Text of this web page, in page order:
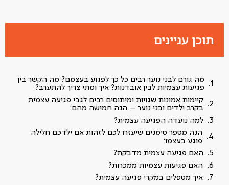
תוכן עניינים
מה גורם לבני נוער רבים כל כך לפגוע בעצמם? מה הקשר בין
פגיעות עצמיות לבין אובדנות? איך ומתי צריך להתערב?
קיימות אמונות שגויות ומיתוסים רבים לגבי פגיעה עצמית
בקרב ילדים ובני נוער – הנה חמישה מהם:
למה נועדה הפגיעה עצמית?
הנה מספר סימנים שיעזרו לכם לזהות אם ילדכם חלילה
פוגע בעצמו:
האם פגיעה עצמית מדבקת?
האם פגיעות עצמיות ממכרות?
איך מטפלים במקרי פגיעה עצמית?